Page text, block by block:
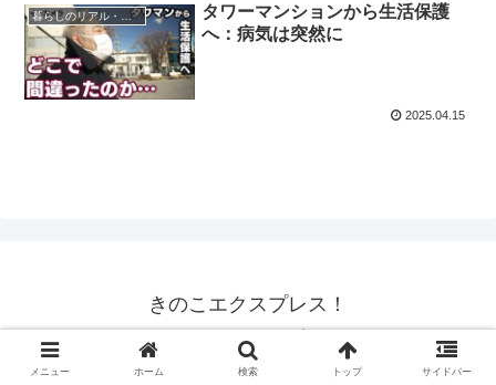
暮らしのリアル・生活密着
タワーマンションから生活保護
へ：病気は突然に
2025.04.15
きのこエクスプレス！
メニュー ホーム 検索 トップ サイドバー